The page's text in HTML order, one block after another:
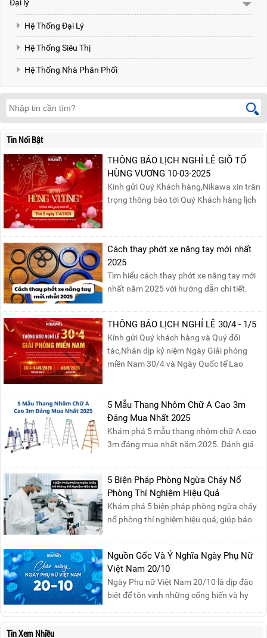
Đại lý
Hệ Thống Đại Lý
Hệ Thống Siêu Thị
Hệ Thống Nhà Phân Phối
Tin Nổi Bật
THÔNG BÁO LỊCH NGHỈ LỄ GIỖ TỔ
HÙNG VƯƠNG 10-03-2025
Kính gửi Quý Khách hàng,Nikawa xin trân
trọng thông báo tới Quý Khách hàng lịch
07/04/2025, nhằm ngày Giỗ Tổ Hùng
Vương – dịp để tưởng nhớ công ơn dựng
nước của các Vua Hùng....
Cách thay phớt xe nâng tay mới nhất
2025
Tìm hiểu cách thay phớt xe nâng tay mới
nhất năm 2025 với hướng dẫn chi tiết.
phớt đúng cách, giúp xe nâng hoạt động
hiệu quả và bền lâu!
THÔNG BÁO LỊCH NGHỈ LỄ 30/4 - 1/5
Kính gửi Quý khách hàng và Quý đối
tác,Nhân dịp kỷ niệm Ngày Giải phóng
miền Nam 30/4 và Ngày Quốc tế Lao
báo lịch nghỉ lễ như sau:Thời gian nghỉ: Từ
Thứ Ba, ngày 29/04/2025 đến hết Chủ
Nhật, ngày 04/05/2025.T...
5 Mẫu Thang Nhôm Chữ A Cao 3m
Đáng Mua Nhất 2025
Khám phá 5 mẫu thang nhôm chữ A cao
3m đáng mua nhất năm 2025. Đánh giá
sản phẩm phù hợp!
5 Biện Pháp Phòng Ngừa Cháy Nổ
Phòng Thí Nghiệm Hiệu Quả
Khám phá 5 biện pháp phòng ngừa cháy
nổ phòng thí nghiệm hiệu quả, giúp bảo
sản, giảm thiểu nguy cơ cháy nổ phòng thí
nghiệm.
Nguồn Gốc Và Ý Nghĩa Ngày Phụ Nữ
Việt Nam 20/10
Ngày Phụ nữ Việt Nam 20/10 là dịp đặc
biệt để tôn vinh những cống hiến và hy
Khởi nguồn từ sự ra đời của Hội Phụ nữ
Tin Xem Nhiều